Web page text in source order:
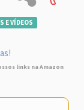
E VÍDEOS
links na Amazon